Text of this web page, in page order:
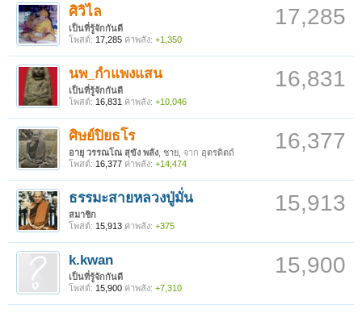
17,285
ศิวิไล
เป็นที่รู้จักกันดี
โพสต์: 17,285 ค่าพลัง: +1,350
16,831
นพ_กำแพงแสน
เป็นที่รู้จักกันดี
โพสต์: 16,831 ค่าพลัง: +10,046
16,377
ศิษย์ปิยธโร
อายุ วรรณโณ สุขัง พลัง , ชาย, จาก อุตรดิตถ์
โพสต์: 16,377 ค่าพลัง: +14,474
15,913
ธรรมะสายหลวงปู่มั่น
สมาชิก
โพสต์: 15,913 ค่าพลัง: +375
15,900
k.kwan
เป็นที่รู้จักกันดี
โพสต์: 15,900 ค่าพลัง: +7,310